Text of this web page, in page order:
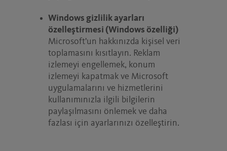
Windows gizlilik ayarları
özelleştirmesi (Windows özelliği)
Microsoft'un hakkınızda kişisel veri
toplamasını kısıtlayın. Reklam
izlemeyi engellemek, konum
izlemeyi kapatmak ve Microsoft
uygulamalarını ve hizmetlerini
kullanımınızla ilgili bilgilerin
paylaşılmasını önlemek ve daha
fazlası için ayarlarınızı özelleştirin.